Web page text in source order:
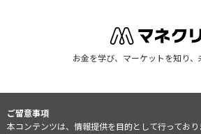
お金を学び、マーケットを知り、
ご留意事項
本コンテンツは、情報提供を目的として行っており